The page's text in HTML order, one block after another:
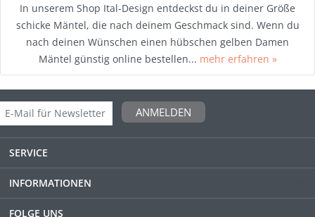
In unserem Shop Ital-Design entdeckst du in deiner Größe
schicke Mäntel, die nach deinem Geschmack sind. Wenn du
nach deinen Wünschen einen hübschen gelben Damen
Mäntel günstig online bestellen... mehr erfahren »
ANMELDEN
SERVICE
INFORMATIONEN
FOLGE UNS